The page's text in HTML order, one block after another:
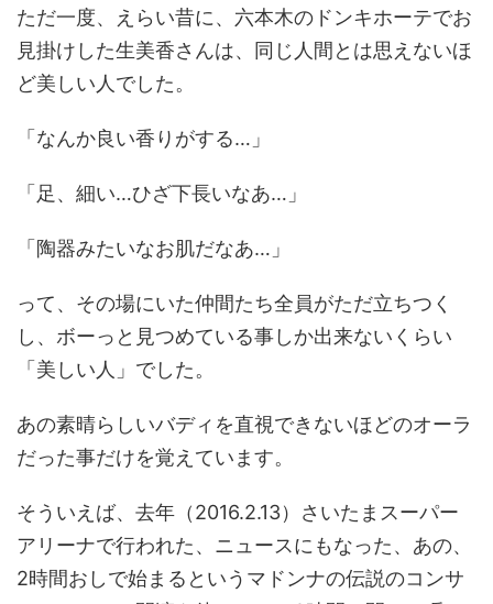
ただ一度、えらい昔に、六本木のドンキホーテでお
見掛けした生美香さんは、同じ人間とは思えないほ
ど美しい人でした。
「なんか良い香りがする…」
「足、細い…ひざ下長いなあ…」
「陶器みたいなお肌だなあ…」
って、その場にいた仲間たち全員がただ立ちつく
し、ボーっと見つめている事しか出来ないくらい
「美しい人」でした。
あの素晴らしいバディを直視できないほどのオーラ
だった事だけを覚えています。
そういえば、去年（2016.2.13）さいたまスーパー
アリーナで行われた、ニュースにもなった、あの、
2時間おしで始まるというマドンナの伝説のコンサ